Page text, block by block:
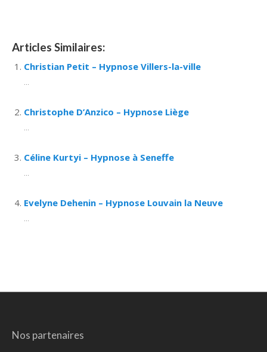
Articles Similaires:
Christian Petit – Hypnose Villers-la-ville
...
Christophe D’Anzico – Hypnose Liège
...
Céline Kurtyi – Hypnose à Seneffe
...
Evelyne Dehenin – Hypnose Louvain la Neuve
...
Nos partenaires